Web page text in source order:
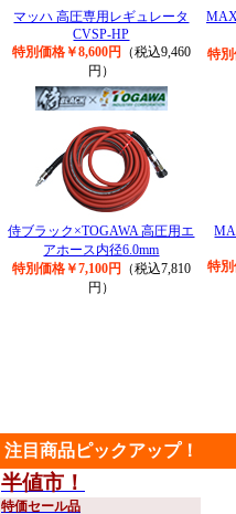
マッハ 高圧専用レギュレータ
CVSP-HP
特別価格￥8,600円
（税込9,460
円）
特別
侍ブラック×TOGAWA 高圧用エ
アホース内径6.0mm
特別価格￥7,100円
（税込7,810
円）
特別
注目商品ピックアップ！
半値市！
特価セール品